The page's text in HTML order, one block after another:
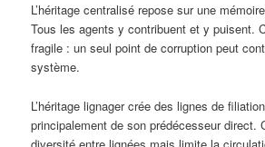
L’héritage centralisé repose sur une
Tous les agents y contribuent et y puisent.
fragile : un seul point de corruption peut
système.
L’héritage lignager crée des lignes de
principalement de son prédécesseur direct.
diversité entre lignées mais limite la